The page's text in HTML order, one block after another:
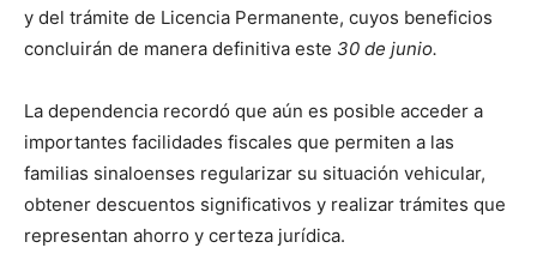
y del trámite de Licencia Permanente, cuyos beneficios
concluirán de manera definitiva este 30 de junio.
La dependencia recordó que aún es posible acceder a
importantes facilidades fiscales que permiten a las
familias sinaloenses regularizar su situación vehicular,
obtener descuentos significativos y realizar trámites que
representan ahorro y certeza jurídica.